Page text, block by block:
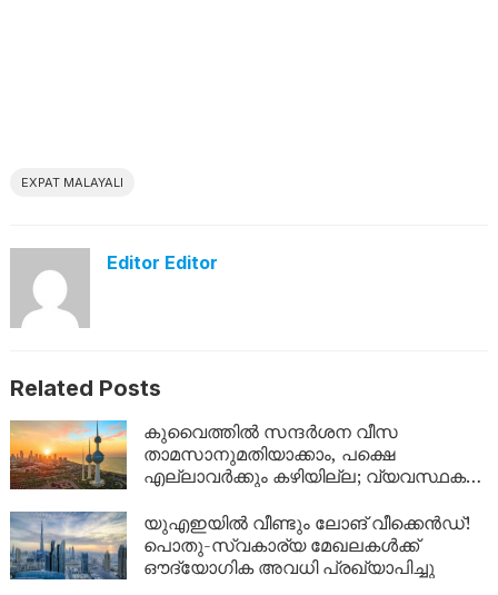
EXPAT MALAYALI
Editor Editor
Related Posts
കുവൈത്തിൽ സന്ദർശന വീസ
താമസാനുമതിയാക്കാം, പക്ഷെ
എല്ലാവർക്കും കഴിയില്ല; വ്യവസ്ഥകൾ
യുഎഇയിൽ വീണ്ടും ലോങ് വീക്കെൻഡ്!
പൊതു-സ്വകാര്യ മേഖലകൾക്ക്
ഔദ്യോഗിക അവധി പ്രഖ്യാപിച്ചു